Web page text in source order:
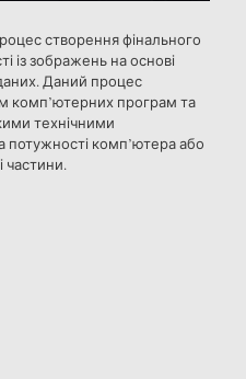
створення фінального
із зображень на основі
Даний процес
комп’ютерних програм та
технічними
потужності комп’ютера або
частини.